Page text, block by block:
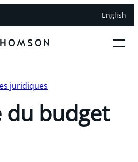
English
juridiques
du budget